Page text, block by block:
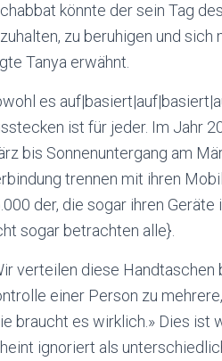
könnte der sein Tag
zu beruhigen und
Tanya erwähnt.
es
ist für jeder. Im Jahr
bis Sonnenuntergang am
trennen mit ihren
der, die sogar ihren
sogar betrachten alle}.
verteilen diese Handtaschen
einer Person zu
braucht es wirklich.» Dies
ignoriert als